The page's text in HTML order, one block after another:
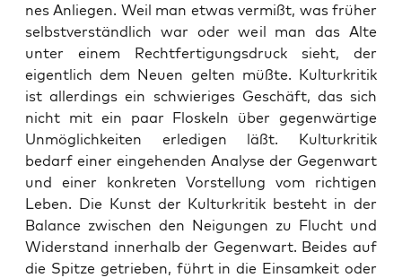
nes Anlie­gen. Weil man etwas ver­mißt, was frü­her
selbst­ver­ständ­lich war oder weil man das Alte
unter einem Recht­fer­ti­gungs­druck sieht, der
eigent­lich dem Neu­en gel­ten müß­te. Kul­tur­kri­tik
ist aller­dings ein schwie­ri­ges Geschäft, das sich
nicht mit ein paar Flos­keln über gegen­wär­ti­ge
Unmög­lich­kei­ten erle­di­gen läßt. Kul­tur­kri­tik
bedarf einer ein­ge­hen­den Ana­ly­se der Gegen­wart
und einer kon­kre­ten Vor­stel­lung vom rich­ti­gen
Leben. Die Kunst der Kul­tur­kri­tik besteht in der
Balan­ce zwi­schen den Nei­gun­gen zu Flucht und
Wider­stand inner­halb der Gegen­wart. Bei­des auf
die Spit­ze getrie­ben, führt in die Ein­sam­keit oder